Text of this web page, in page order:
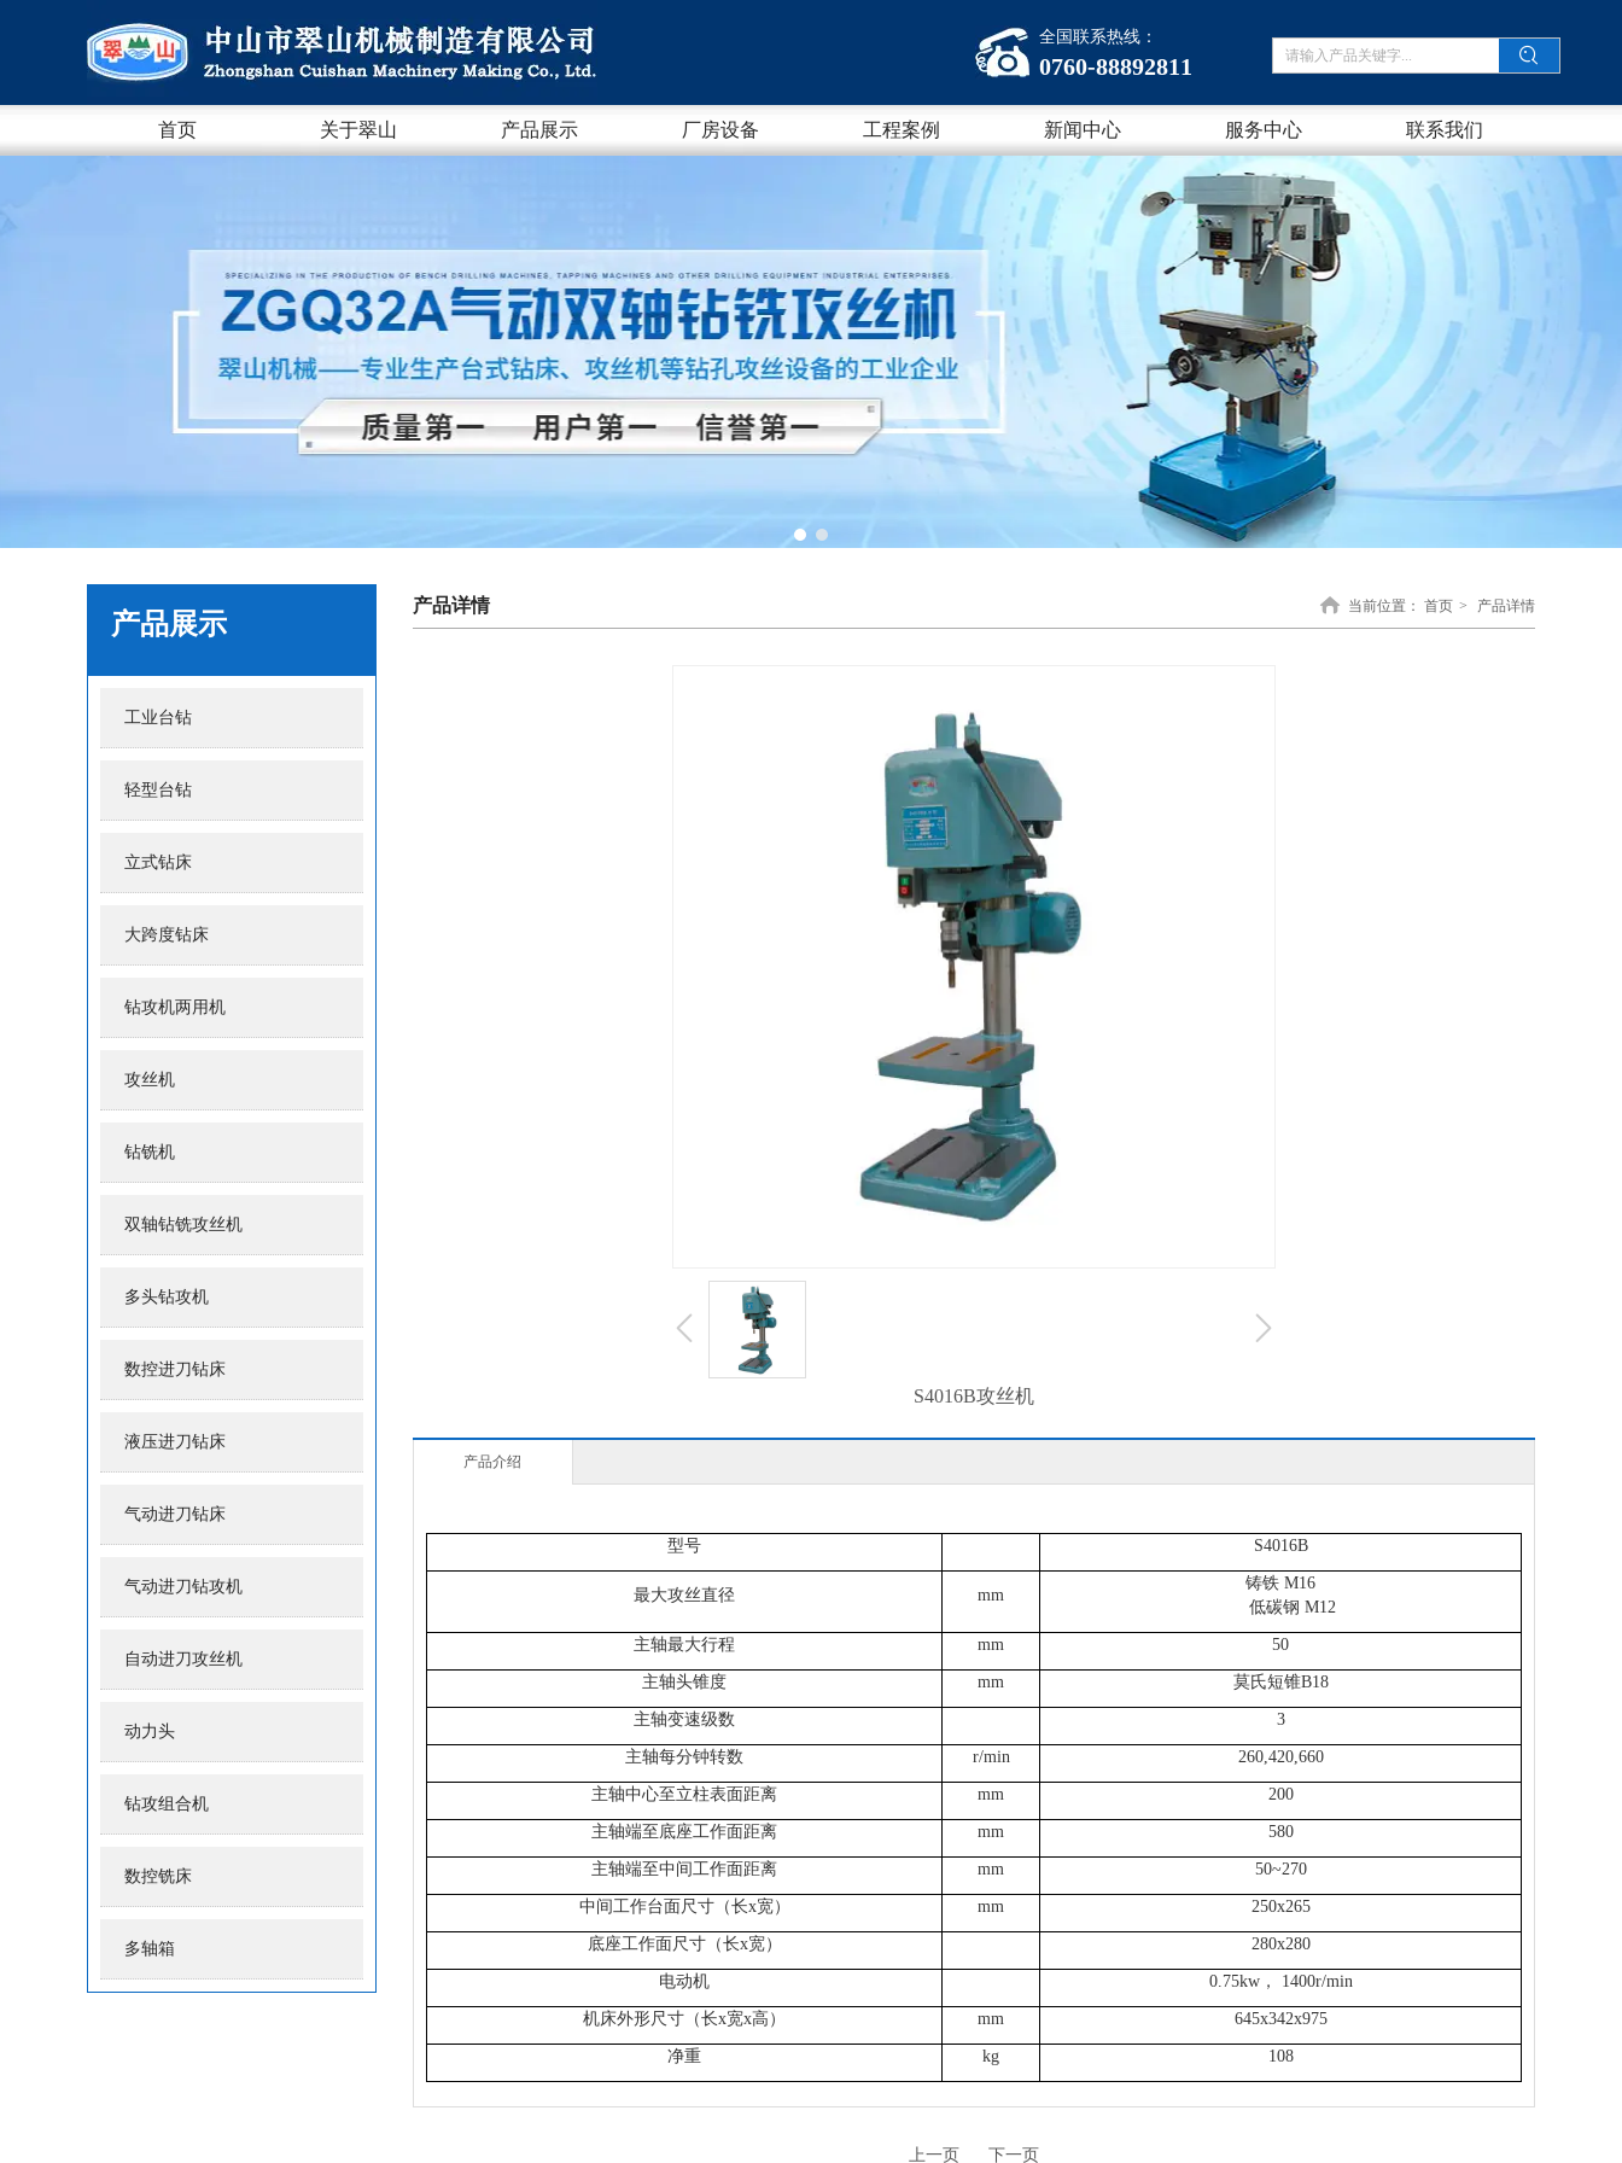
全国联系热线：
0760-88892811
首页 关于翠山 产品展示 厂房设备 工程案例 新闻中心 服务中心 联系我们
产品展示
工业台钻
轻型台钻
立式钻床
大跨度钻床
钻攻机两用机
攻丝机
钻铣机
双轴钻铣攻丝机
多头钻攻机
数控进刀钻床
液压进刀钻床
气动进刀钻床
气动进刀钻攻机
自动进刀攻丝机
动力头
钻攻组合机
数控铣床
多轴箱
产品详情 当前位置： 首页 > 产品详情
S4016B攻丝机
产品介绍
型号 S4016B
最大攻丝直径 mm
铸铁 M16
低碳钢 M12
主轴最大行程 mm 50
主轴头锥度 mm 莫氏短锥B18
主轴变速级数 3
主轴每分钟转数 r/min 260,420,660
主轴中心至立柱表面距离 mm 200
主轴端至底座工作面距离 mm 580
主轴端至中间工作面距离 mm 50~270
中间工作台面尺寸（长x宽） mm 250x265
底座工作面尺寸（长x宽） 280x280
电动机 0.75kw， 1400r/min
机床外形尺寸（长x宽x高） mm 645x342x975
净重 kg 108
上一页 下一页